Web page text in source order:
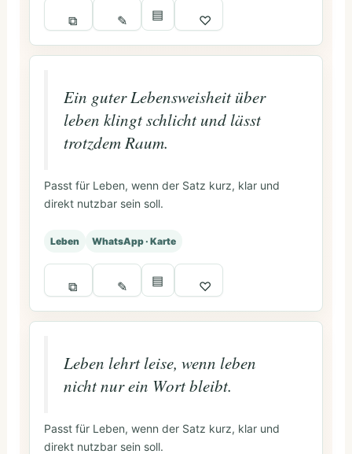
⧉ ✎ ▤ ♡
Ein guter Lebensweisheit über
leben klingt schlicht und lässt
trotzdem Raum.
Passt für Leben, wenn der Satz kurz, klar und
direkt nutzbar sein soll.
Leben WhatsApp · Karte
⧉ ✎ ▤ ♡
Leben lehrt leise, wenn leben
nicht nur ein Wort bleibt.
Passt für Leben, wenn der Satz kurz, klar und
direkt nutzbar sein soll.